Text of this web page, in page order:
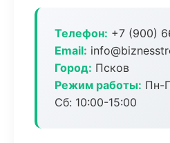
Телефон: +7 (900)
Email:
Город: Псков
Режим работы: Пн-
Сб: 10:00-15:00